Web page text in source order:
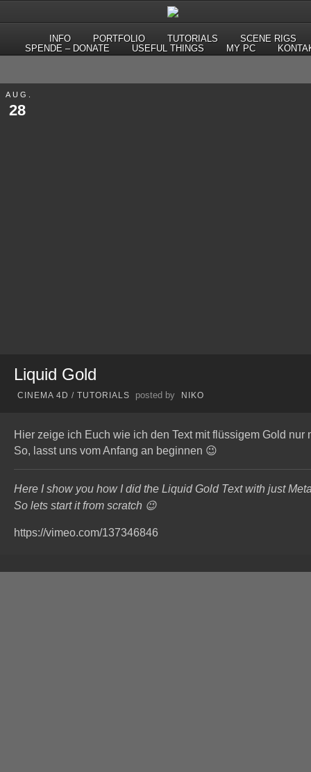
INFO PORTFOLIO TUTORIALS
SCENE RIGS
SPENDE – DONATE
USEFUL THINGS MY PC
AUG.
28
Liquid Gold
CINEMA 4D / TUTORIALS posted by NIKO
Hier zeige ich Euch wie ich den Text mit flüssigem Gold nur
So, lasst uns vom Anfang an beginnen 😉
Here I show you how I did the Liquid Gold Text with just
So lets start it from scratch 😉
https://vimeo.com/137346846